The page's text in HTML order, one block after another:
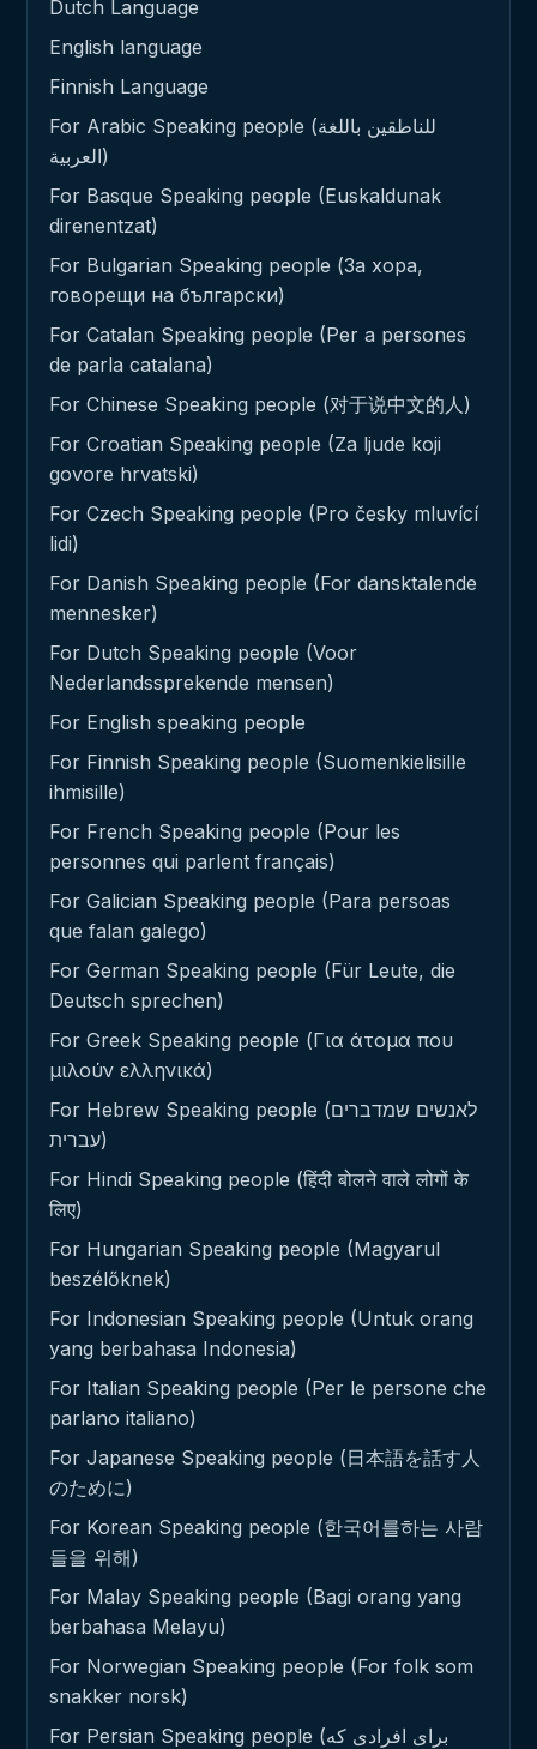
Dutch Language
English language
Finnish Language
For Arabic Speaking people (للناطقين باللغة
العربية)
For Basque Speaking people (Euskaldunak
direnentzat)
For Bulgarian Speaking people (За хора,
говорещи на български)
For Catalan Speaking people (Per a persones
de parla catalana)
For Chinese Speaking people (对于说中文的人)
For Croatian Speaking people (Za ljude koji
govore hrvatski)
For Czech Speaking people (Pro česky mluvící
lidi)
For Danish Speaking people (For dansktalende
mennesker)
For Dutch Speaking people (Voor
Nederlandssprekende mensen)
For English speaking people
For Finnish Speaking people (Suomenkielisille
ihmisille)
For French Speaking people (Pour les
personnes qui parlent français)
For Galician Speaking people (Para persoas
que falan galego)
For German Speaking people (Für Leute, die
Deutsch sprechen)
For Greek Speaking people (Για άτομα που
μιλούν ελληνικά)
For Hebrew Speaking people (לאנשים שמדברים
עברית)
For Hindi Speaking people (हिंदी बोलने वाले लोगों के
लिए)
For Hungarian Speaking people (Magyarul
beszélőknek)
For Indonesian Speaking people (Untuk orang
yang berbahasa Indonesia)
For Italian Speaking people (Per le persone che
parlano italiano)
For Japanese Speaking people (日本語を話す人
のために)
For Korean Speaking people (한국어를하는 사람
들을 위해)
For Malay Speaking people (Bagi orang yang
berbahasa Melayu)
For Norwegian Speaking people (For folk som
snakker norsk)
For Persian Speaking people (برای افرادی که